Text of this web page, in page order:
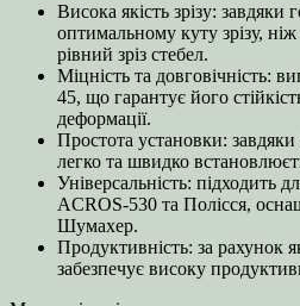
Висока якість зрізу: завдяки
оптимальному куту зрізу, ніж
рівний зріз стебел.
Міцність та довговічність:
45, що гарантує його
деформації.
Простота установки:
легко та швидко
Універсальність: підходить
ACROS-530 та Полісся,
Шумахер.
Продуктивність: за рахунок
забезпечує високу